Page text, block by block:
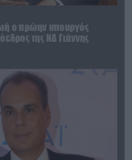
ο πρώην υπουργός
της ΝΔ Γιάννης